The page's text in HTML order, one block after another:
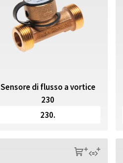
Sensore di flusso a vortice
230
230.
sq